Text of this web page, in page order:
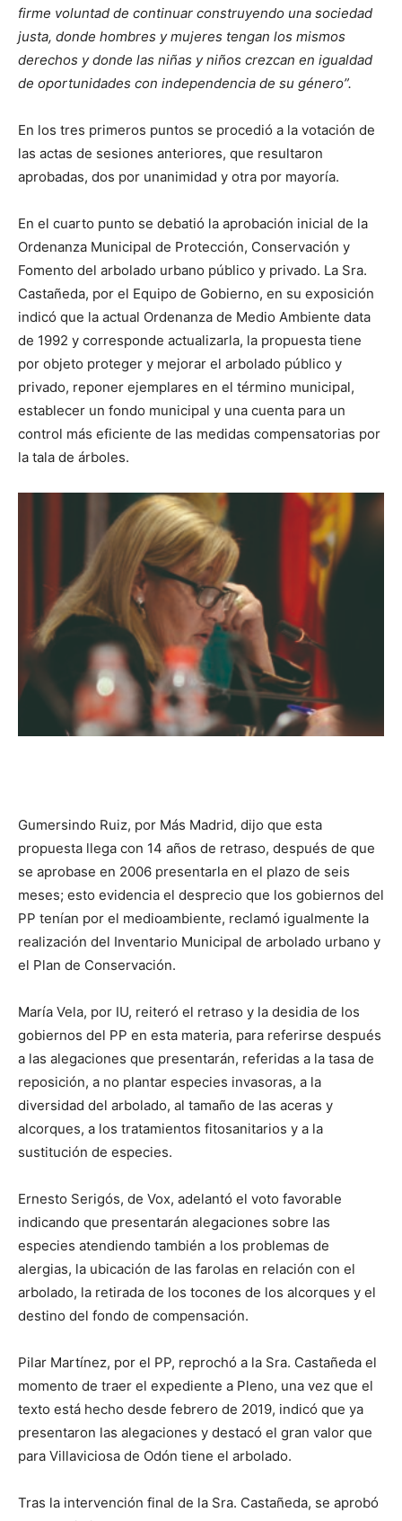
firme voluntad de continuar construyendo una sociedad
justa, donde hombres y mujeres tengan los mismos
derechos y donde las niñas y niños crezcan en igualdad
de oportunidades con independencia de su género”.
En los tres primeros puntos se procedió a la votación de
las actas de sesiones anteriores, que resultaron
aprobadas, dos por unanimidad y otra por mayoría.
En el cuarto punto se debatió la aprobación inicial de la
Ordenanza Municipal de Protección, Conservación y
Fomento del arbolado urbano público y privado. La Sra.
Castañeda, por el Equipo de Gobierno, en su exposición
indicó que la actual Ordenanza de Medio Ambiente data
de 1992 y corresponde actualizarla, la propuesta tiene
por objeto proteger y mejorar el arbolado público y
privado, reponer ejemplares en el término municipal,
establecer un fondo municipal y una cuenta para un
control más eficiente de las medidas compensatorias por
la tala de árboles.
Gumersindo Ruiz, por Más Madrid, dijo que esta
propuesta llega con 14 años de retraso, después de que
se aprobase en 2006 presentarla en el plazo de seis
meses; esto evidencia el desprecio que los gobiernos del
PP tenían por el medioambiente, reclamó igualmente la
realización del Inventario Municipal de arbolado urbano y
el Plan de Conservación.
María Vela, por IU, reiteró el retraso y la desidia de los
gobiernos del PP en esta materia, para referirse después
a las alegaciones que presentarán, referidas a la tasa de
reposición, a no plantar especies invasoras, a la
diversidad del arbolado, al tamaño de las aceras y
alcorques, a los tratamientos fitosanitarios y a la
sustitución de especies.
Ernesto Serigós, de Vox, adelantó el voto favorable
indicando que presentarán alegaciones sobre las
especies atendiendo también a los problemas de
alergias, la ubicación de las farolas en relación con el
arbolado, la retirada de los tocones de los alcorques y el
destino del fondo de compensación.
Pilar Martínez, por el PP, reprochó a la Sra. Castañeda el
momento de traer el expediente a Pleno, una vez que el
texto está hecho desde febrero de 2019, indicó que ya
presentaron las alegaciones y destacó el gran valor que
para Villaviciosa de Odón tiene el arbolado.
Tras la intervención final de la Sra. Castañeda, se aprobó